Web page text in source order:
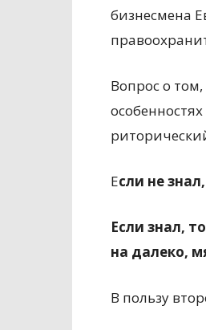
бизнесмена
Вопрос о
Если не
Если знал,
на далеко,
В пользу